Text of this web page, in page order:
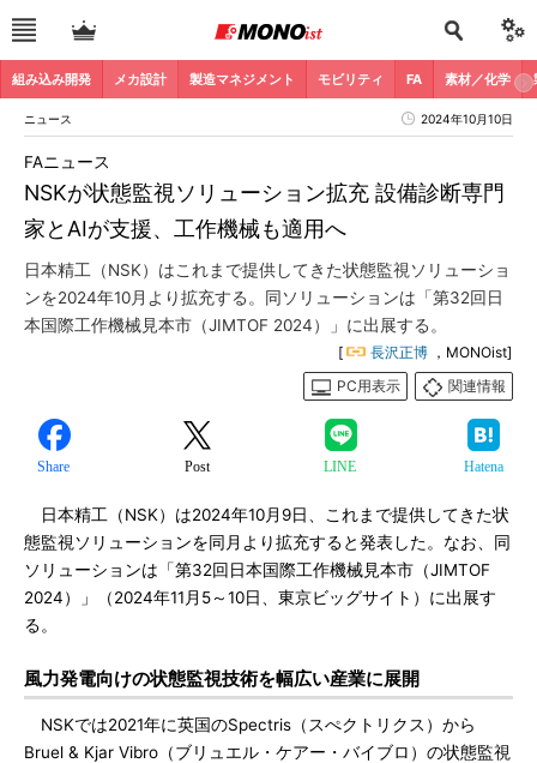
組み込み開発 メカ設計 製造マネジメント モビリティ FA 素材／化学
ニュース 2024年10月10日
NSKが状態監視ソリューション拡充 設備診断専門
家とAIが支援、工作機械も適用へ
FAニュース
日本精工（NSK）はこれまで提供してきた状態監視ソリューショ
ンを2024年10月より拡充する。同ソリューションは「第32回日
本国際工作機械見本市（JIMTOF 2024）」に出展する。
[ 長沢正博 ，MONOist]
PC用表示
関連情報
Share Post LINE Hatena
日本精工（NSK）は2024年10月9日、これまで提供してきた状
態監視ソリューションを同月より拡充すると発表した。なお、同
ソリューションは「第32回日本国際工作機械見本市（JIMTOF
2024）」（2024年11月5～10日、東京ビッグサイト）に出展す
る。
風力発電向けの状態監視技術を幅広い産業に展開
NSKでは2021年に英国のSpectris（スぺクトリクス）から
Bruel & Kjar Vibro（ブリュエル・ケアー・バイブロ）の状態監視